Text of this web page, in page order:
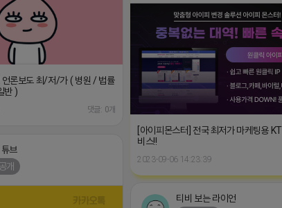
론보도 최/저/가 ( 병원 / 법률
반 )
댓글: 0개
[아이피몬스터] 전국 최저가 마케팅용
비스!!
2023-09-06 14:23:39
브
개
티비 보는 라이언